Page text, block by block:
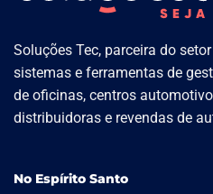
Soluções Tec, parceira do
sistemas e ferramentas de
de oficinas, centros
distribuidoras e revendas de
No Espírito Santo